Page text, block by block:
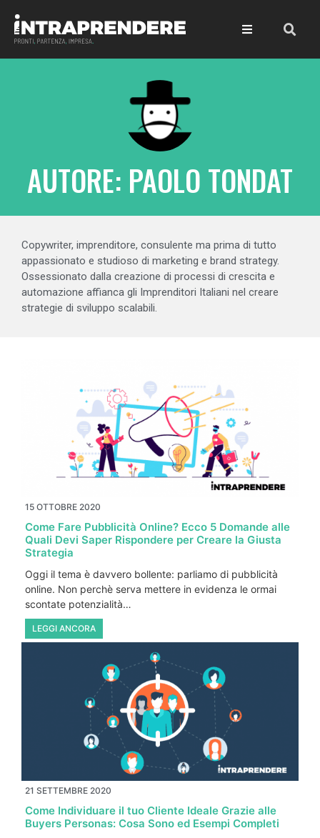
AUTORE: PAOLO TONDAT
Copywriter, imprenditore, consulente ma prima di tutto
appassionato e studioso di marketing e brand strategy.
Ossessionato dalla creazione di processi di crescita e
automazione affianca gli Imprenditori Italiani nel creare
strategie di sviluppo scalabili.
15 OTTOBRE 2020
Come Fare Pubblicità Online? Ecco 5 Domande alle
Quali Devi Saper Rispondere per Creare la Giusta
Strategia
Oggi il tema è davvero bollente: parliamo di pubblicità
online. Non perchè serva mettere in evidenza le ormai
scontate potenzialità…
LEGGI ANCORA
21 SETTEMBRE 2020
Come Individuare il tuo Cliente Ideale Grazie alle
Buyers Personas: Cosa Sono ed Esempi Completi